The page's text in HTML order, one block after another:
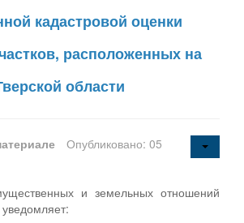
кадастровой оценки
расположенных на
области
Опубликовано: 05
и земельных отношений